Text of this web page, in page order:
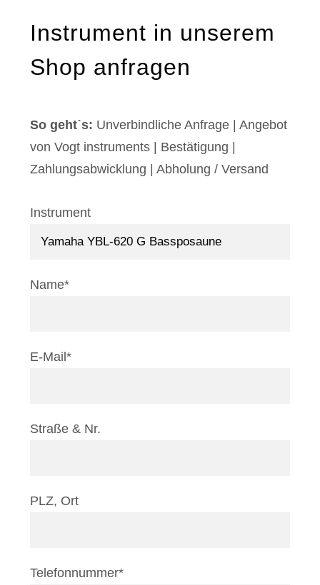
Instrument in unserem
Shop anfragen
So gehtˋs: Unverbindliche Anfrage | Angebot
von Vogt instruments
Bestätigung
Zahlungsabwicklung |Abholung / Versand
Instrument
Name*
E-Mail*
Straße & Nr.
PLZ, Ort
Telefonnummer*